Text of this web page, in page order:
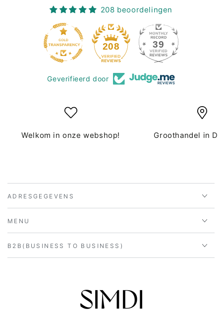
208 beoordelingen
208 39
Geverifieerd door
Welkom in onze webshop! Groothandel in
ADRESGEGEVENS
MENU
B2B(BUSINESS TO BUSINESS)